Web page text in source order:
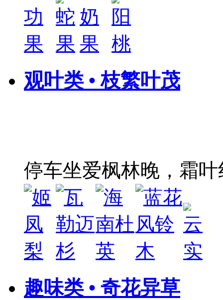
观叶类 • 枝繁叶茂
停车坐爱枫林晚，霜
趣味类 • 奇花异草